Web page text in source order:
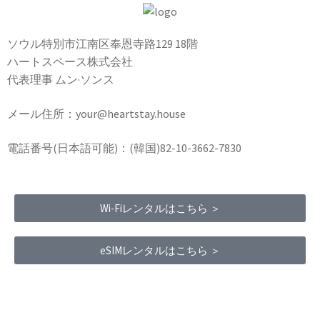
ソウル特別市江南区奉恩寺路129 18階
ハートスペース株式会社
代表理事 ムン·ソンス
メール住所：your@heartstay.house
電話番号(日本語可能)：(韓国)82-10-3662-7830
Wi-Fiレンタルはこちら ＞
eSIMレンタルはこちら ＞